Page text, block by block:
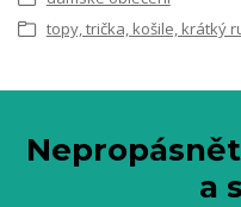
topy, trička, košile, krátký
a